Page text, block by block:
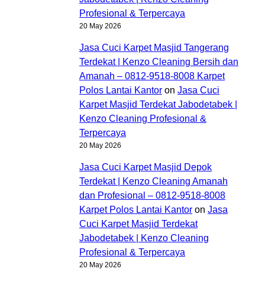
Profesional & Terpercaya
20 May 2026
Jasa Cuci Karpet Masjid Tangerang
Terdekat | Kenzo Cleaning Bersih dan
Amanah – 0812-9518-8008 Karpet
Polos Lantai Kantor on Jasa Cuci
Karpet Masjid Terdekat Jabodetabek |
Kenzo Cleaning Profesional &
Terpercaya
20 May 2026
Jasa Cuci Karpet Masjid Depok
Terdekat | Kenzo Cleaning Amanah
dan Profesional – 0812-9518-8008
Karpet Polos Lantai Kantor on Jasa
Cuci Karpet Masjid Terdekat
Jabodetabek | Kenzo Cleaning
Profesional & Terpercaya
20 May 2026